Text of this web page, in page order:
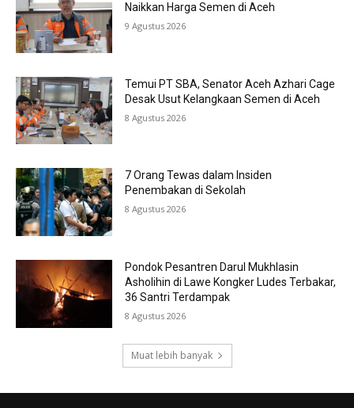
Naikkan Harga Semen di Aceh
9 Agustus 2026
Temui PT SBA, Senator Aceh Azhari Cage
Desak Usut Kelangkaan Semen di Aceh
8 Agustus 2026
7 Orang Tewas dalam Insiden
Penembakan di Sekolah
8 Agustus 2026
Pondok Pesantren Darul Mukhlasin
Asholihin di Lawe Kongker Ludes Terbakar,
36 Santri Terdampak
8 Agustus 2026
Muat lebih banyak